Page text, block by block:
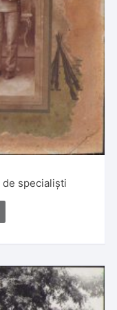
specialiști